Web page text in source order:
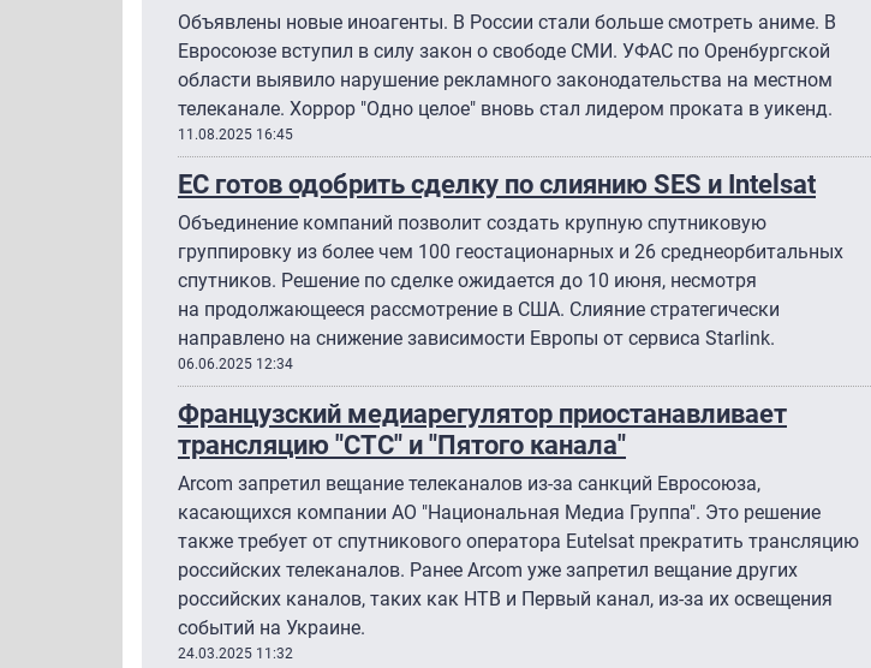
Объявлены новые иноагенты. В России стали больше смотреть аниме. В
Евросоюзе вступил в силу закон о свободе СМИ. УФАС по Оренбургской
области выявило нарушение рекламного законодательства на местном
телеканале. Хоррор "Одно целое" вновь стал лидером проката в уикенд.
11.08.2025 16:45
ЕС готов одобрить сделку по слиянию SES и Intelsat
Объединение компаний позволит создать крупную спутниковую
группировку из более чем 100 геостационарных и 26 среднеорбитальных
спутников. Решение по сделке ожидается до 10 июня, несмотря
на продолжающееся рассмотрение в США. Слияние стратегически
направлено на снижение зависимости Европы от сервиса Starlink.
06.06.2025 12:34
Французский медиарегулятор приостанавливает
трансляцию "СТС" и "Пятого канала"
Arcom запретил вещание телеканалов из-за санкций Евросоюза,
касающихся компании АО "Национальная Медиа Группа". Это решение
также требует от спутникового оператора Eutelsat прекратить трансляцию
российских телеканалов. Ранее Arcom уже запретил вещание других
российских каналов, таких как НТВ и Первый канал, из-за их освещения
событий на Украине.
24.03.2025 11:32